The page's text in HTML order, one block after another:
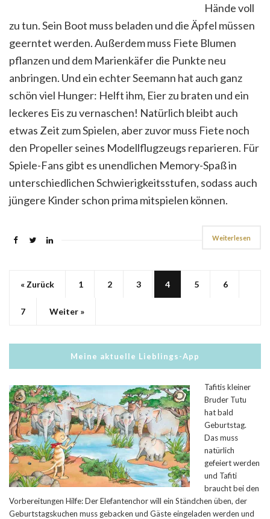
Hände voll
zu tun. Sein Boot muss beladen und die Äpfel müssen
geerntet werden. Außerdem muss Fiete Blumen
pflanzen und dem Marienkäfer die Punkte neu
anbringen. Und ein echter Seemann hat auch ganz
schön viel Hunger: Helft ihm, Eier zu braten und ein
leckeres Eis zu vernaschen! Natürlich bleibt auch
etwas Zeit zum Spielen, aber zuvor muss Fiete noch
den Propeller seines Modellflugzeugs reparieren. Für
Spiele-Fans gibt es unendlichen Memory-Spaß in
unterschiedlichen Schwierigkeitsstufen, sodass auch
jüngere Kinder schon prima mitspielen können.
Weiterlesen
« Zurück 1 2 3 4 5 6
7 Weiter »
Meine aktuelle Lieblings-App
Tafitis kleiner
Bruder Tutu
hat bald
Geburtstag.
Das muss
natürlich
gefeiert werden
und Tafiti
braucht bei den
Vorbereitungen Hilfe: Der Elefantenchor will ein Ständchen üben, der
Geburtstagskuchen muss gebacken und Gäste eingeladen werden und